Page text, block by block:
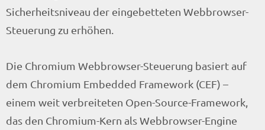
Sicherheitsniveau der eingebetteten Webbrowser-
Steuerung zu erhöhen.
Die Chromium Webbrowser-Steuerung basiert auf
dem Chromium Embedded Framework (CEF) –
einem weit verbreiteten Open-Source-Framework,
das den Chromium-Kern als Webbrowser-Engine